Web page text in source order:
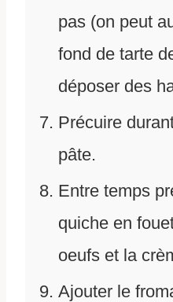
pas (on peut
fond de tarte
déposer des
Précuire
pâte.
Entre temps
quiche en
oeufs et la
Ajouter le